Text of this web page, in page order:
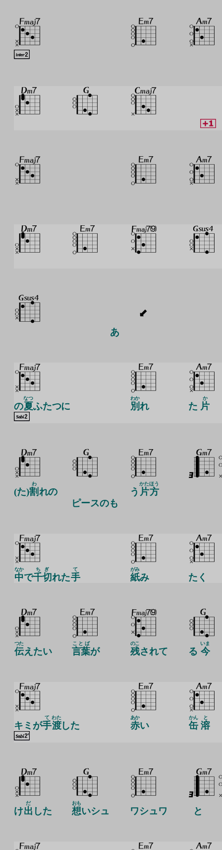
あ
の夏
なつ
ふたつに 別
わか
れ た 片
か
(た)割
わ
れの
ピースのも
う 片
かた
方
ほう
中
なか
で千切
ちぎ
れた手
て
紙
がみ
み たく
伝
つた
えたい 言葉
ことば
が 残
のこ
されて る 今
いま
キミが手
て
渡
わた
した 赤
あか
い 缶
かん
溶
と
け出
だ
した 想
おも
いシュ ワシュワ と